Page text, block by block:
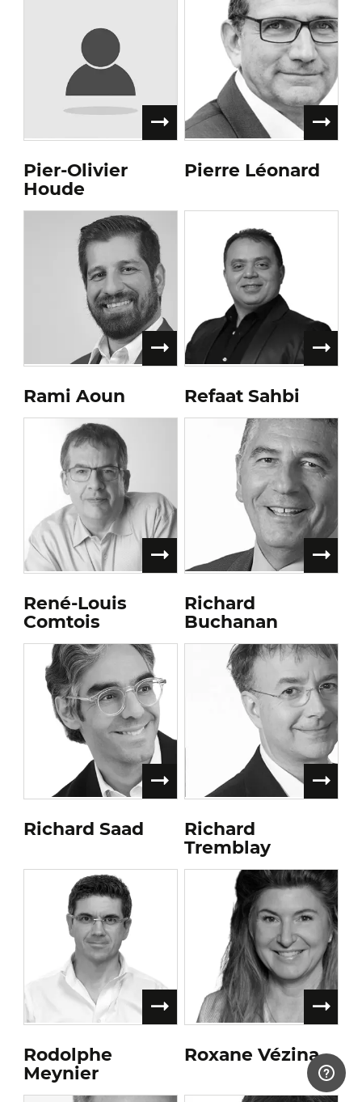
Pier-Olivier
Houde
Pierre Léonard
Rami Aoun Refaat Sahbi
René-Louis
Comtois
Richard
Buchanan
Richard Saad
Richard
Tremblay
Rodolphe
Meynier
Roxane Vézina